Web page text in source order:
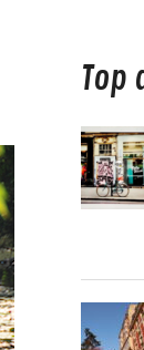
Top